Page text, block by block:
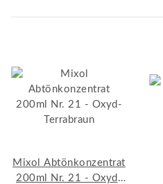
Mixol Abtönkonzentrat
200ml Nr. 21 - Oxyd-